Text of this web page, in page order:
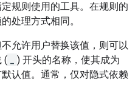
规则使用的工具。在规则的
处理方式相同。
允许用户替换该值，则可以
(
) 开头的名称，使其成为
认值。通常，仅对隐式依赖